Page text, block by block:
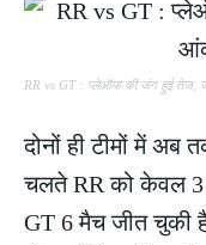
RR vs GT : प्लेऑफ की जंग हुई तेज,
दोनों ही टीमों में
चलते RR को केवल 3
GT 6 मैच जीत चुकी